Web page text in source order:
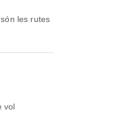
són les rutes